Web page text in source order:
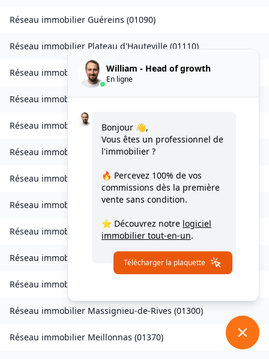
Réseau immobilier Guéreins (01090)
Réseau immobilier Plateau d'Hauteville (01110)
Réseau immobilierInjoux-Génissiat(01200)
Réseau immobilierIzieu(01300)
Réseau immobilierJournans(01250
Réseau immobilier Le Poizat-Lalleyriat
Réseau immobilier Lantenay(01430 )
Réseau immobilier Magnieu (01300)
Réseau immobilier Marsonnas(01340)
Réseau immobilier Martignat(01100
Réseau immobilier
Réseau immobilier Massignieu-de-Rives (01300)
Réseau immobilier Meillonnas (01370)
William - Head of growth
En ligne
Bonjour 👋,
Vous êtes un professionnel de
l'immobilier ?
🔥 Percevez 100% de vos
commissions dès la première
vente sans condition.
⭐ Découvrez notre logiciel
immobilier tout-en-un.
Télécharger la plaquette